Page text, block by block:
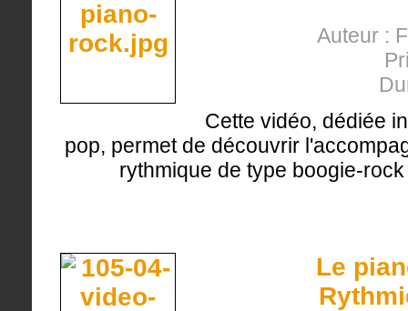
Auteur :
Cette vidéo, dédiée
pop, permet de découvrir
rythmique de type boogie-
Le